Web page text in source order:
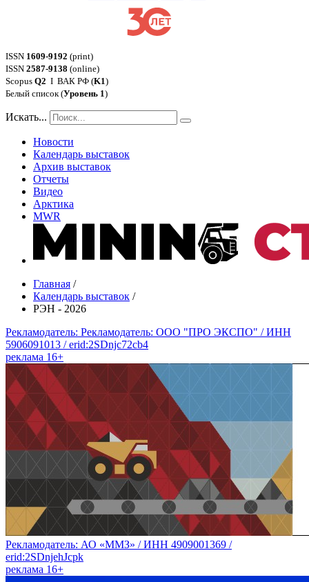
ISSN 1609-9192 (print)
ISSN 2587-9138 (online)
Scopus Q2 Ι ВАК РФ (K1)
Белый список (Уровень 1)
Искать...
Новости
Календарь выставок
Архив выставок
Отчеты
Видео
Арктика
MWR
Главная /
Календарь выставок /
РЭН - 2026
Рекламодатель: Рекламодатель: ООО "ПРО ЭКСПО" / ИНН
5906091013 / erid:2SDnjc72cb4
реклама 16+
Рекламодатель: АО «ММЗ» / ИНН 4909001369 /
erid:2SDnjehJcpk
реклама 16+